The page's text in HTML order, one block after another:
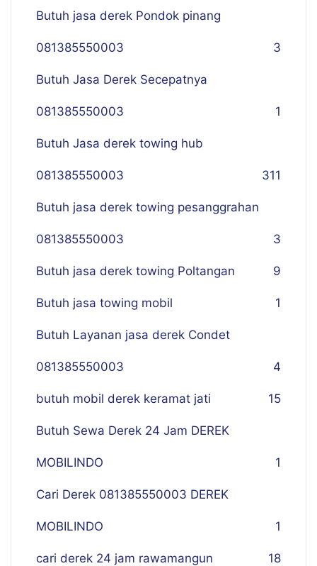
Butuh jasa derek Pondok pinang
081385550003 3
Butuh Jasa Derek Secepatnya
081385550003 1
Butuh Jasa derek towing hub
081385550003 311
Butuh jasa derek towing pesanggrahan
081385550003 3
Butuh jasa derek towing Poltangan 9
Butuh jasa towing mobil 1
Butuh Layanan jasa derek Condet
081385550003 4
butuh mobil derek keramat jati 15
Butuh Sewa Derek 24 Jam DEREK
MOBILINDO 1
Cari Derek 081385550003 DEREK
MOBILINDO 1
cari derek 24 jam rawamangun 18